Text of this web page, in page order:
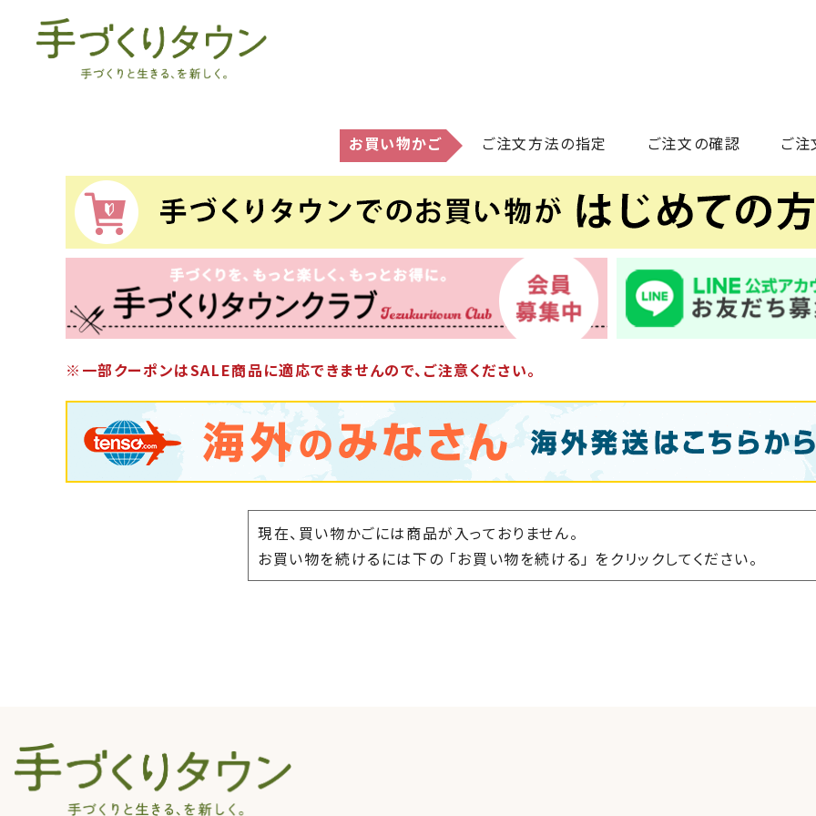
お買い物かご ご注文方法の指定 ご注文の確認 ご
※一部クーポンはSALE商品に適応できませんので、ご注意ください。
現在、買い物かごには商品が入っておりません。
お買い物を続けるには下の 「お買い物を続ける」 をクリックしてください。